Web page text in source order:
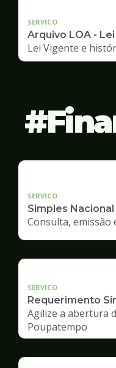
SERVICO
Arquivo LOA -
Lei Vigente e
SERVICO
Simples Nacional
Consulta, emissão
SERVICO
Requerimento
Agilize a abertura
Poupatempo